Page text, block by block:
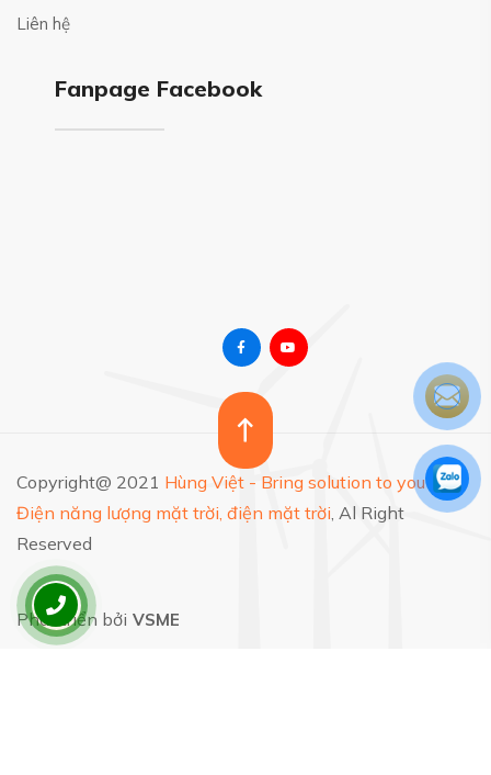
Liên hệ
Fanpage Facebook
Copyright@ 2021 Hùng Việt - Bring solution to you |
Điện năng lượng mặt trời, điện mặt trời, Al Right
Reserved
Phát triển bởi VSME